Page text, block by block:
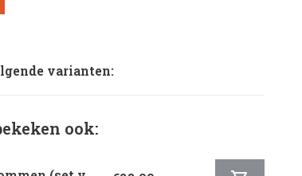
varianten:
ook: